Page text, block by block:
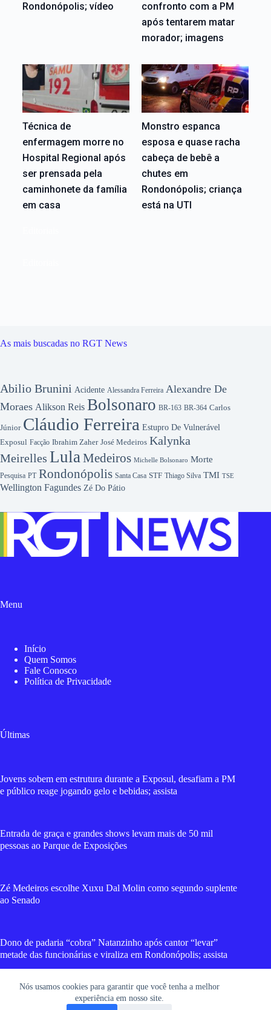
Nós usamos cookies para garantir que você tenha a melhor
experiência em nosso site.
Rondonópolis; vídeo
confronto com a PM
após tentarem matar
morador; imagens
Técnica de
enfermagem morre no
Hospital Regional após
ser prensada pela
caminhonete da família
em casa
Monstro espanca
esposa e quase racha
cabeça de bebê a
chutes em
Rondonópolis; criança
está na UTI
As mais buscadas no RGT News
Abilio Brunini Acidente Alessandra Ferreira Alexandre De
Moraes Alikson Reis Bolsonaro BR-163 BR-364 Carlos
Júnior Cláudio Ferreira Estupro De Vulnerável
Exposul Facção Ibrahim Zaher José Medeiros Kalynka
Meirelles Lula Medeiros Michelle Bolsonaro Morte
Pesquisa PT Rondonópolis Santa Casa STF Thiago Silva TMI TSE
Wellington Fagundes Zé Do Pátio
Menu
Início
Quem Somos
Fale Conosco
Política de Privacidade
Últimas
Jovens sobem em estrutura durante a Exposul, desafiam a PM
e público reage jogando gelo e bebidas; assista
Entrada de graça e grandes shows levam mais de 50 mil
pessoas ao Parque de Exposições
Zé Medeiros escolhe Xuxu Dal Molin como segundo suplente
ao Senado
Dono de padaria “cobra” Natanzinho após cantor “levar”
metade das funcionárias e viraliza em Rondonópolis; assista
Gestão Cláudio reduz em mais de 41% gasto com iluminação